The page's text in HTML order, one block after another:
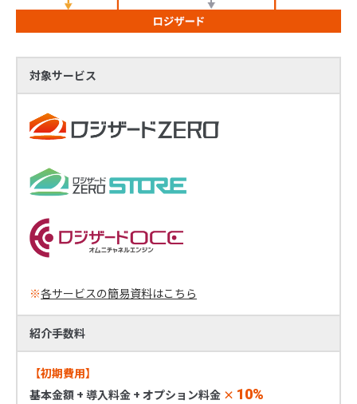
対象サービス
※各サービスの簡易資料はこちら
紹介手数料
【初期費用】
基本金額 + 導入料金 + オプション料金 × 10%